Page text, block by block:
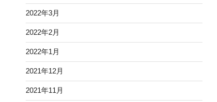
2022年3月
2022年2月
2022年1月
2021年12月
2021年11月